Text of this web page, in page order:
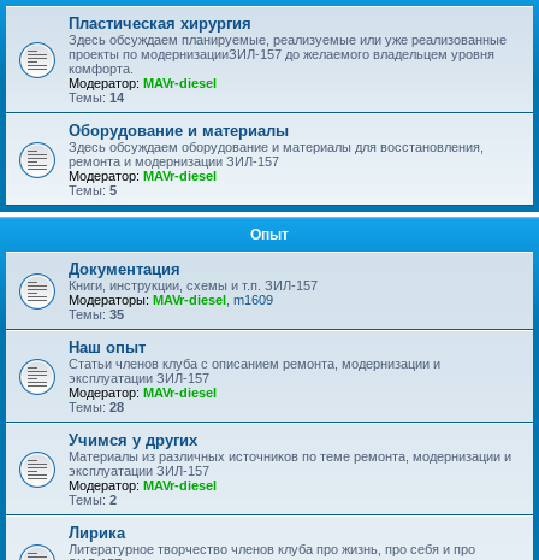
Пластическая хирургия
Здесь обсуждаем планируемые, реализуемые или уже реализованные
проекты по модернизацииЗИЛ-157 до желаемого владельцем уровня
комфорта.
Модератор: MAVr-diesel
Темы: 14
Оборудование и материалы
Здесь обсуждаем оборудование и материалы для восстановления,
ремонта и модернизации ЗИЛ-157
Модератор: MAVr-diesel
Темы: 5
Опыт
Документация
Книги, инструкции, схемы и т.п. ЗИЛ-157
Модераторы: MAVr-diesel m1609
Темы: 35
Наш опыт
Статьи членов клуба с описанием ремонта, модернизации и
эксплуатации ЗИЛ-157
Модератор: MAVr-diesel
Темы: 28
Учимся у других
Материалы из различных источников по теме ремонта, модернизации и
эксплуатации ЗИЛ-157
Модератор: MAVr-diesel
Темы: 2
Лирика
Литературное творчество членов клуба про жизнь, про себя и про